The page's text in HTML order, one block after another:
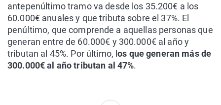
antepenúltimo tramo va desde los 35.200€ a los
60.000€ anuales y que tributa sobre el 37%. El
penúltimo, que comprende a aquellas personas que
generan entre de 60.000€ y 300.000€ al año y
tributan al 45%. Por último, los que generan más de
300.000€ al año tributan al 47%.